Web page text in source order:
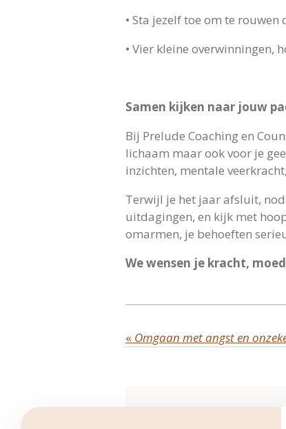
• Sta jezelf toe om te
• Vier kleine overwinningen,
Samen kijken naar jouw
Bij Prelude Coaching en
lichaam maar ook voor je
inzichten, mentale
Terwijl je het jaar afsluit,
uitdagingen, en kijk met
omarmen, je behoeften
We wensen je kracht,
« Omgaan met angst en